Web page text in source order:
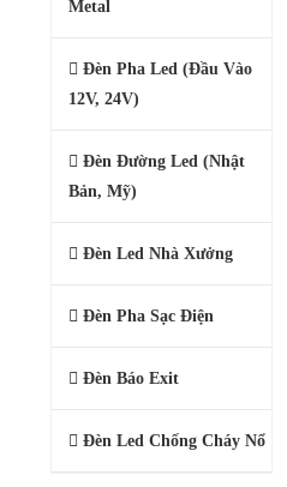
Metal
Đèn Pha Led (Đầu Vào
12V, 24V)
Đèn Đường Led (Nhật
Bản, Mỹ)
Đèn Led Nhà Xưởng
Đèn Pha Sạc Điện
Đèn Báo Exit
Đèn Led Chống Cháy Nổ